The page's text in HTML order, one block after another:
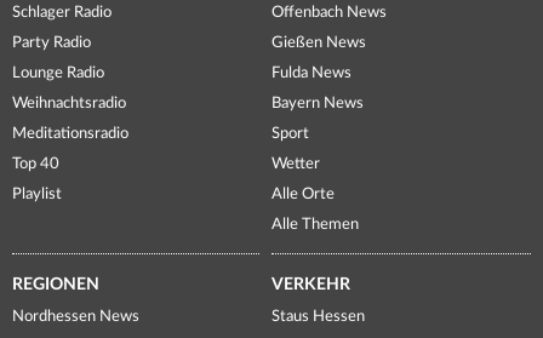
Schlager Radio
Party Radio
Lounge Radio
Weihnachtsradio
Meditationsradio
Top 40
Playlist
Offenbach News
Gießen News
Fulda News
Bayern News
Sport
Wetter
Alle Orte
Alle Themen
REGIONEN
Nordhessen News
VERKEHR
Staus Hessen